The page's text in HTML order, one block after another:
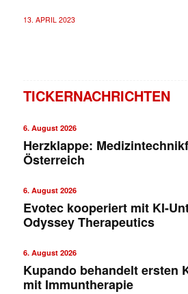
13. APRIL 2023
TICKERNACHRICHTEN
6. August 2026
Herzklappe:
Österreich
6. August 2026
Evotec kooperiert mit KI-
Odyssey Therapeutics
6. August 2026
Kupando behandelt ersten
mit Immuntherapie